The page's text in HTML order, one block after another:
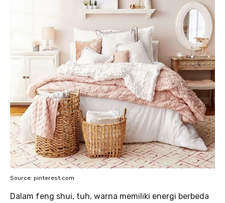
Source: pinterest.com
Dalam feng shui, tuh, warna memiliki energi berbeda